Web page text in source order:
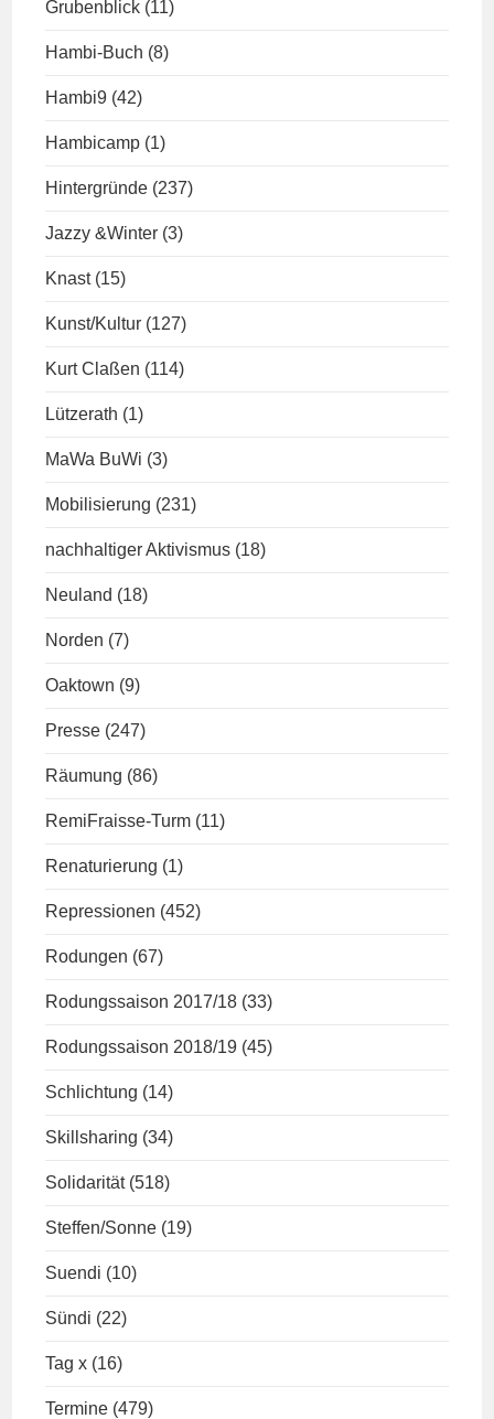
Grubenblick (11)
Hambi-Buch (8)
Hambi9 (42)
Hambicamp (1)
Hintergründe (237)
Jazzy &Winter (3)
Knast (15)
Kunst/Kultur (127)
Kurt Claßen (114)
Lützerath (1)
MaWa BuWi (3)
Mobilisierung (231)
nachhaltiger Aktivismus (18)
Neuland (18)
Norden (7)
Oaktown (9)
Presse (247)
Räumung (86)
RemiFraisse-Turm (11)
Renaturierung (1)
Repressionen (452)
Rodungen (67)
Rodungssaison 2017/18 (33)
Rodungssaison 2018/19 (45)
Schlichtung (14)
Skillsharing (34)
Solidarität (518)
Steffen/Sonne (19)
Suendi (10)
Sündi (22)
Tag x (16)
Termine (479)